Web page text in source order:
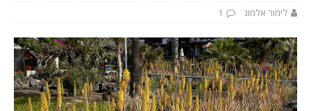
לימור אלמוג 1